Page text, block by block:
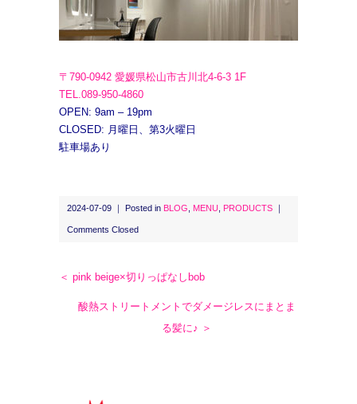
〒790-0942 愛媛県松山市古川北4-6-3 1F
TEL.089-950-4860
OPEN: 9am – 19pm
CLOSED: 月曜日、第3火曜日
駐車場あり
2024-07-09 ｜ Posted in BLOG MENU PRODUCTS
Comments Closed
＜ pink beige×切りっぱなしbob
酸熱ストリートメントでダメージレスにまとま
る髪に♪ ＞